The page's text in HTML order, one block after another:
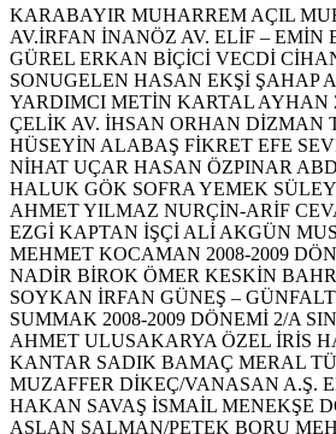
KARABAYIR MUHARREM AÇIL
AV.İRFAN İNANÖZ AV. ELİF – EMİN
GÜREL ERKAN BİÇİCİ VECDİ
SONUGELEN HASAN EKŞİ ŞAHAP
YARDIMCI METİN KARTAL AYHAN
ÇELİK AV. İHSAN ORHAN DİZMAN
HÜSEYİN ALABAŞ FİKRET EFE
NİHAT UÇAR HASAN ÖZPINAR
HALUK GÖK SOFRA YEMEK
AHMET YILMAZ NURÇİN-ARİF
EZGİ KAPTAN İŞÇİ ALİ AKGÜN
MEHMET KOCAMAN 2008-2009
NADİR BİROK ÖMER KESKİN
SOYKAN İRFAN GÜNEŞ –
SUMMAK 2008-2009 DÖNEMİ 2/A
AHMET ULUSAKARYA ÖZEL İRİS
KANTAR SADIK BAMAÇ MERAL
MUZAFFER DİKEÇ/VANASAN A.Ş.
HAKAN SAVAŞ İSMAİL MENEKŞE
ASLAN SALMAN/PETEK BORU